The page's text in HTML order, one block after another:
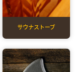
サウナストーブ